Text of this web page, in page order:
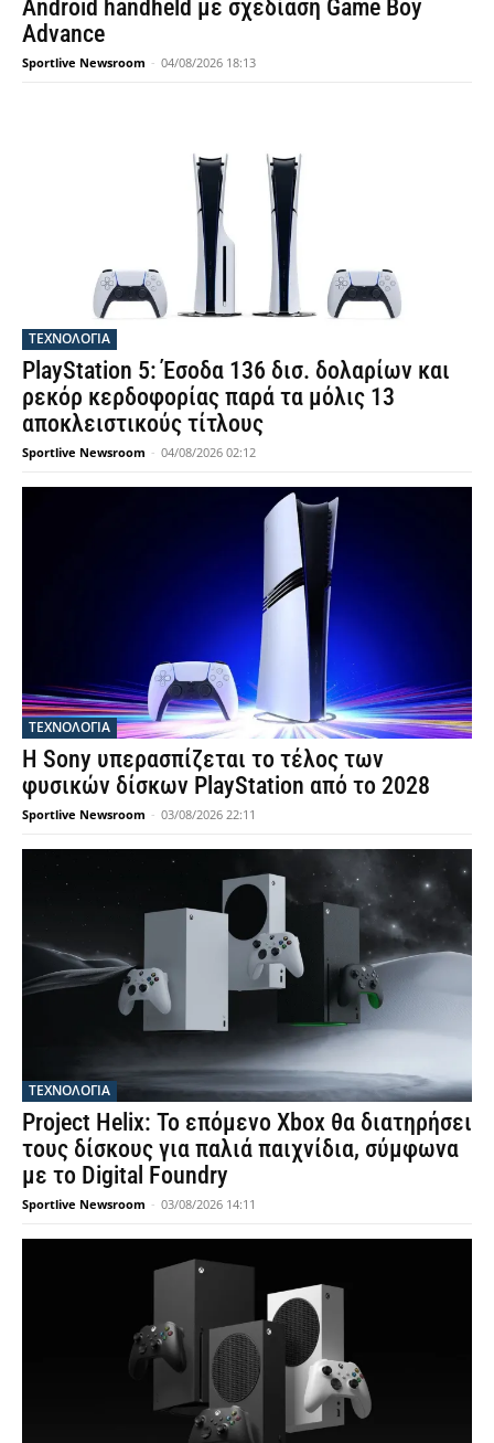
Android handheld με σχεδίαση Game Boy
Advance
Sportlive Newsroom - 04/08/2026 18:13
ΤΕΧΝΟΛΟΓΙΑ
PlayStation 5: Έσοδα 136 δισ. δολαρίων και
ρεκόρ κερδοφορίας παρά τα μόλις 13
αποκλειστικούς τίτλους
Sportlive Newsroom - 04/08/2026 02:12
ΤΕΧΝΟΛΟΓΙΑ
Η Sony υπερασπίζεται το τέλος των
φυσικών δίσκων PlayStation από το 2028
Sportlive Newsroom - 03/08/2026 22:11
ΤΕΧΝΟΛΟΓΙΑ
Project Helix: Το επόμενο Xbox θα διατηρήσει
τους δίσκους για παλιά παιχνίδια, σύμφωνα
με το Digital Foundry
Sportlive Newsroom - 03/08/2026 14:11